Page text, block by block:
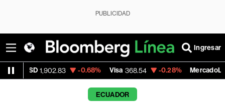
PUBLICIDAD
Ingresar
-0.68% Visa 368.54 -0.28% MercadoLibre 1,924.95
ECUADOR